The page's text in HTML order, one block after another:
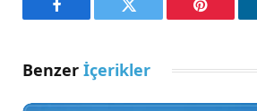
Facebook Twitter Pinterest
Benzer İçerikler